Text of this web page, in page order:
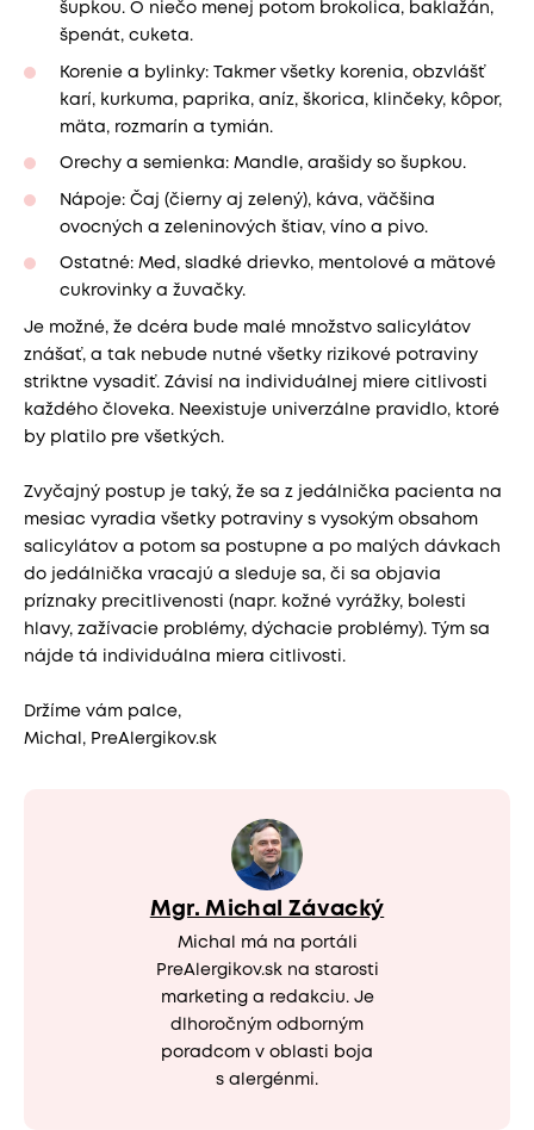
šupkou. O niečo menej potom brokolica, baklažán,
špenát, cuketa.
Korenie a bylinky: Takmer všetky korenia, obzvlášť
karí, kurkuma, paprika, aníz, škorica, klinčeky, kôpor,
mäta, rozmarín a tymián.
Orechy a semienka: Mandle, arašidy so šupkou.
Nápoje: Čaj (čierny aj zelený), káva, väčšina
ovocných a zeleninových štiav, víno a pivo.
Ostatné: Med, sladké drievko, mentolové a mätové
cukrovinky a žuvačky.
Je možné, že dcéra bude malé množstvo salicylátov
znášať, a tak nebude nutné všetky rizikové potraviny
striktne vysadiť. Závisí na individuálnej miere citlivosti
každého človeka. Neexistuje univerzálne pravidlo, ktoré
by platilo pre všetkých.
Zvyčajný postup je taký, že sa z jedálnička pacienta na
mesiac vyradia všetky potraviny s vysokým obsahom
salicylátov a potom sa postupne a po malých dávkach
do jedálnička vracajú a sleduje sa, či sa objavia
príznaky precitlivenosti (napr. kožné vyrážky, bolesti
hlavy, zažívacie problémy, dýchacie problémy). Tým sa
nájde tá individuálna miera citlivosti.
Držíme vám palce,
Michal, PreAlergikov.sk
Mgr. Michal Závacký
Michal má na portáli
PreAlergikov.sk na starosti
marketing a redakciu. Je
dlhoročným odborným
poradcom v oblasti boja
s alergénmi.